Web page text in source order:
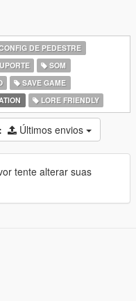
DE PEDESTRE
SOM
SAVE GAME
LORE FRIENDLY
Últimos envios
tente alterar suas